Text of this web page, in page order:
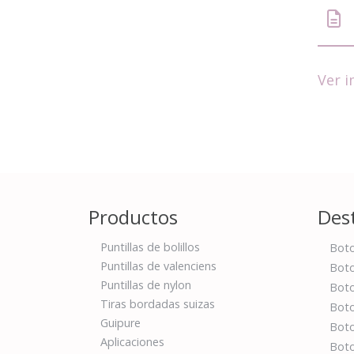
Ver
Productos
Puntillas de bolillos
Puntillas de valenciens
Puntillas de nylon
Tiras bordadas suizas
Guipure
Aplicaciones